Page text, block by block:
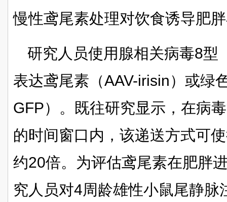
慢性鸢尾素处理对饮食诱导肥
研究人员使用腺相关病毒8型
表达鸢尾素（AAV-irisin）或绿
GFP）。既往研究显示，在病
的时间窗口内，该递送方式可
约20倍。为评估鸢尾素在肥胖
究人员对4周龄雄性小鼠尾静脉